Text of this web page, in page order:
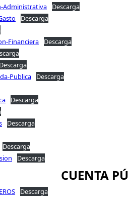
Administrativa
Descarga
Descarga
Financiera
Descarga
Descarga
Publica
Descarga
Descarga
Descarga
Descarga
Descarga
CUENTA
Descarga